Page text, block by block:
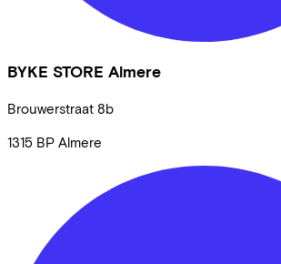
BYKE STORE Almere
Brouwerstraat 8b
1315 BP Almere